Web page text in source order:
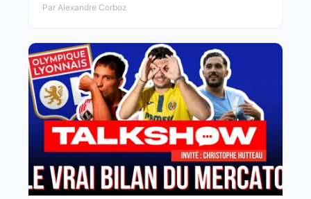
Par Alexandre Corboz